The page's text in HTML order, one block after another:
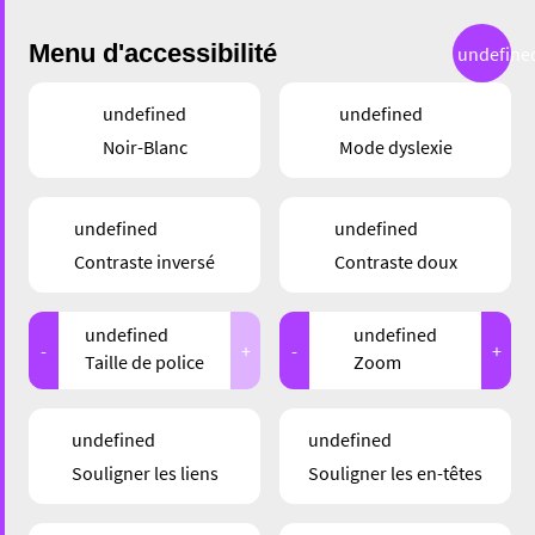
AUTO‑ÉCOLE THEIS –
ROUTE DEPUIS PLUS
D’UN SIÈCLE
Menu d'accessibilité
undefined
Noir-Blanc
undefined
Mode dyslexie
undefined
Contraste inversé
undefined
Contraste doux
-
undefined
Taille de police
+ -
undefined
Zoom
+
undefined
Souligner les liens
undefined
Souligner les en-têtes